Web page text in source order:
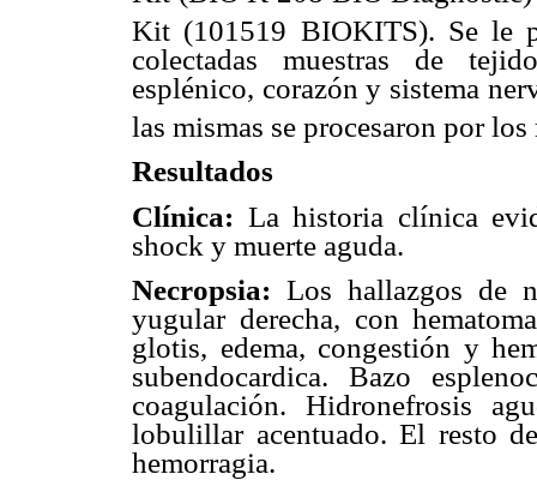
Kit (101519 BIOKITS). Se le
colectadas muestras de
esplénico, corazón y sistema
las mismas se procesaron por
Resultados
Clínica: La historia clínica
shock y muerte aguda.
Necropsia: Los hallazgos de
yugular derecha, con
glotis, edema, congestión y
subendocardica. Bazo
coagulación. Hidronefrosis
lobulillar acentuado. El resto
hemorragia.